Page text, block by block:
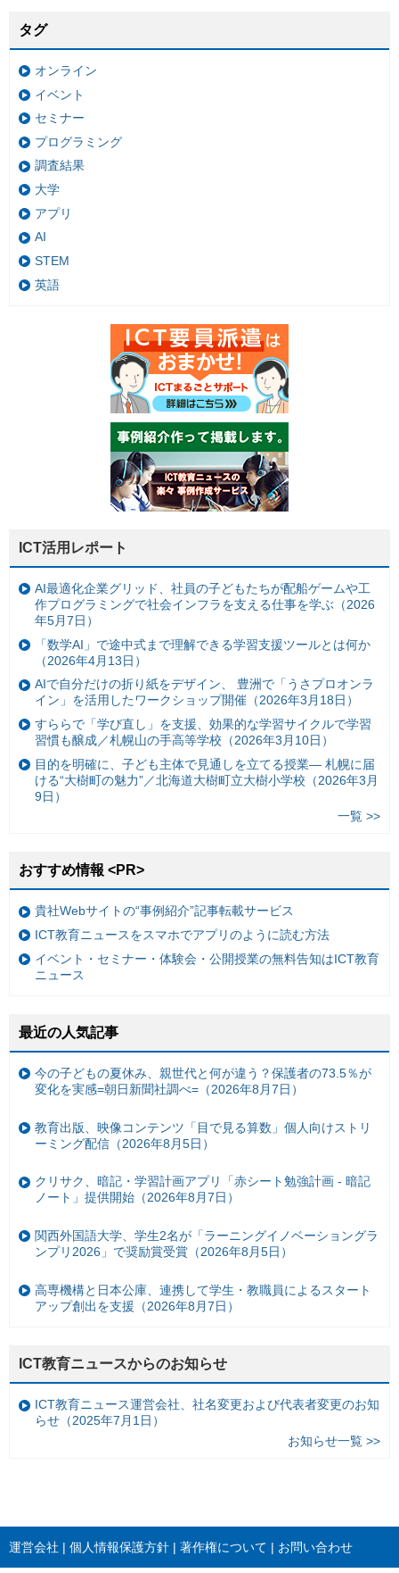
タグ
オンライン
イベント
セミナー
プログラミング
調査結果
大学
アプリ
AI
STEM
英語
ICT活用レポート
AI最適化企業グリッド、社員の子どもたちが配船ゲームや工
作プログラミングで社会インフラを支える仕事を学ぶ（2026
年5月7日）
「数学AI」で途中式まで理解できる学習支援ツールとは何か
（2026年4月13日）
AIで自分だけの折り紙をデザイン、 豊洲で「うさプロオンラ
イン」を活用したワークショップ開催（2026年3月18日）
すららで「学び直し」を支援、効果的な学習サイクルで学習
習慣も醸成／札幌山の手高等学校（2026年3月10日）
目的を明確に、子ども主体で見通しを立てる授業— 札幌に届
ける“大樹町の魅力”／北海道大樹町立大樹小学校（2026年3月
9日）
一覧 >>
おすすめ情報 <PR>
貴社Webサイトの“事例紹介”記事転載サービス
ICT教育ニュースをスマホでアプリのように読む方法
イベント・セミナー・体験会・公開授業の無料告知はICT教育
ニュース
最近の人気記事
今の子どもの夏休み、親世代と何が違う？保護者の73.5％が
変化を実感=朝日新聞社調べ=（2026年8月7日）
教育出版、映像コンテンツ「目で見る算数」個人向けストリ
ーミング配信（2026年8月5日）
クリサク、暗記・学習計画アプリ「赤シート勉強計画 - 暗記
ノート」提供開始（2026年8月7日）
関西外国語大学、学生2名が「ラーニングイノベーショングラ
ンプリ2026」で奨励賞受賞（2026年8月5日）
高専機構と日本公庫、連携して学生・教職員によるスタート
アップ創出を支援（2026年8月7日）
ICT教育ニュースからのお知らせ
ICT教育ニュース運営会社、社名変更および代表者変更のお知
らせ（2025年7月1日）
お知らせ一覧 >>
運営会社 個人情報保護方針 著作権について お問い合わせ